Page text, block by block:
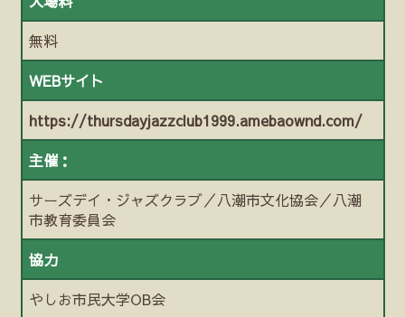
無料
WEBサイト
https://thursdayjazzclub1999.amebaownd.com/
主催：
サーズデイ・ジャズクラブ／八潮市文化協会／八潮
市教育委員会
協力
やしお市民大学OB会